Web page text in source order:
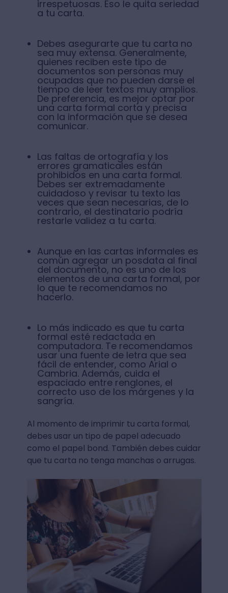
irrespetuosas. Eso le quita seriedad
a tu carta.
Debes asegurarte que tu carta no
sea muy extensa. Generalmente,
quienes reciben este tipo de
documentos son personas muy
ocupadas que no pueden darse el
tiempo de leer textos muy amplios.
De preferencia, es mejor optar por
una carta formal corta y precisa
con la información que se desea
comunicar.
Las faltas de ortografía y los
errores gramaticales están
prohibidos en una carta formal.
Debes ser extremadamente
cuidadoso y revisar tu texto las
veces que sean necesarias, de lo
contrario, el destinatario podría
restarle validez a tu carta.
Aunque en las cartas informales es
común agregar un posdata al final
del documento, no es uno de los
elementos de una carta formal, por
lo que te recomendamos no
hacerlo.
Lo más indicado es que tu carta
formal esté redactada en
computadora. Te recomendamos
usar una fuente de letra que sea
fácil de entender, como Arial o
Cambria. Además, cuida el
espaciado entre renglones, el
correcto uso de los márgenes y la
sangría.
Al momento de imprimir tu carta formal,
debes usar un tipo de papel adecuado
como el papel bond. También debes cuidar
que tu carta no tenga manchas o arrugas.